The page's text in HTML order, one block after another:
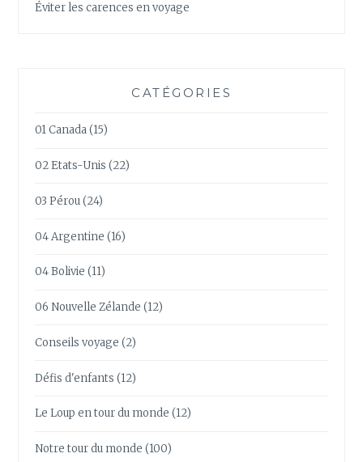
Éviter les carences en voyage
CATÉGORIES
01 Canada(15)
02 Etats-Unis (22)
03 Pérou(24)
04 Argentine (16)
04 Bolivie (11)
06 Nouvelle Zélande (12)
Conseils voyage (2)
Défis d'enfants (12)
Le Loup en tour du monde (12)
Notre tour du monde (100)